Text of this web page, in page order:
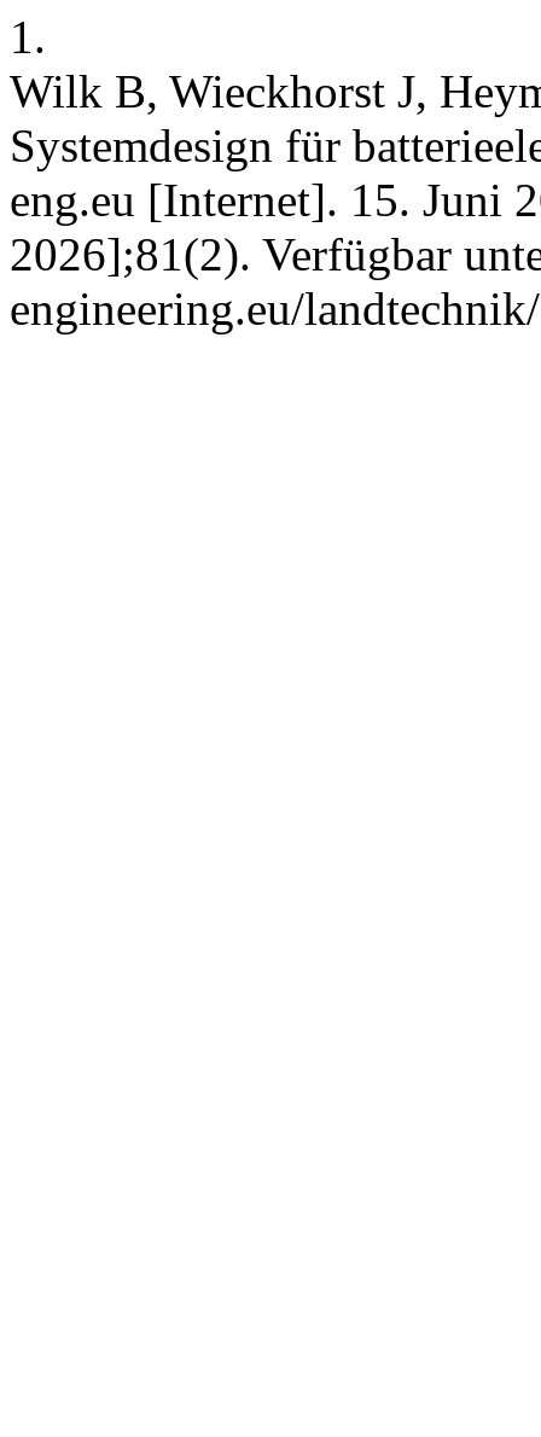
1.
Wilk B, Wieckhorst J,
Systemdesign für
eng.eu [Internet]. 15. Juni
2026];81(2). Verfügbar
engineering.eu/